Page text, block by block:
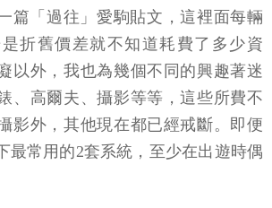
篇「過往」愛駒貼文，這裡面每輛
折舊價差就不知道耗費了多少資
以外，我也為幾個不同的興趣著迷
、高爾夫、攝影等等，這些所費不
影外，其他現在都已經戒斷。即便
最常用的2套系統，至少在出遊時偶